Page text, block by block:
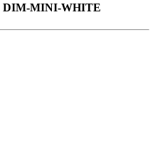
DIM-MINI-WHITE